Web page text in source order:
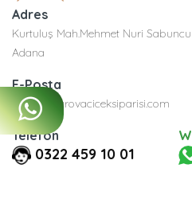
Adres
Kurtuluş Mah.Mehmet Nuri
Adana
E-Posta
info@cukurovaciceksiparisi.com
Telefon
0322 459 10 01